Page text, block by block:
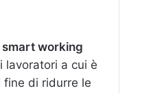
smart working
lavoratori a cui è
fine di ridurre le